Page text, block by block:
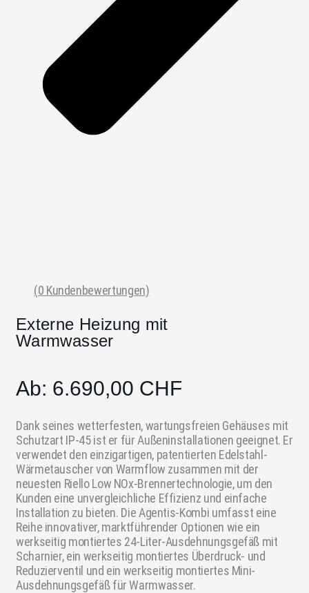
(0 Kundenbewertungen)
Externe Heizung mit
Warmwasser
Ab: 6.690,00 CHF
Dank seines wetterfesten, wartungsfreien Gehäuses mit
Schutzart IP-45 ist er für Außeninstallationen geeignet. Er
verwendet den einzigartigen, patentierten Edelstahl-
Wärmetauscher von Warmflow zusammen mit der
neuesten Riello Low NOx-Brennertechnologie, um den
Kunden eine unvergleichliche Effizienz und einfache
Installation zu bieten. Die Agentis-Kombi umfasst eine
Reihe innovativer, marktführender Optionen wie ein
werkseitig montiertes 24-Liter-Ausdehnungsgefäß mit
Scharnier, ein werkseitig montiertes Überdruck- und
Reduzierventil und ein werkseitig montiertes Mini-
Ausdehnungsgefäß für Warmwasser.